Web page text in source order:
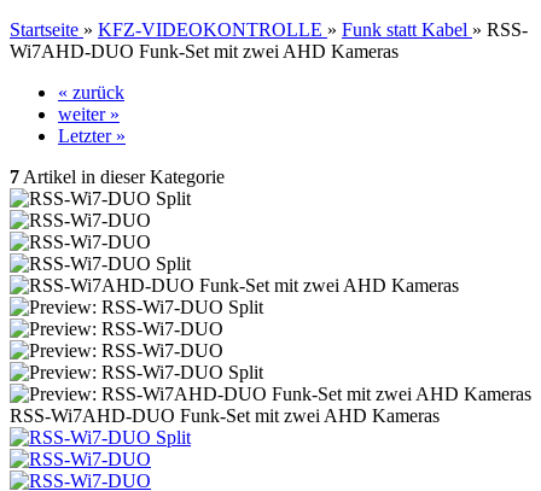
Startseite » KFZ-VIDEOKONTROLLE » Funk statt Kabel » RSS-
Wi7AHD-DUO Funk-Set mit zwei AHD Kameras
« zurück
weiter »
Letzter »
7 Artikel in dieser Kategorie
RSS-Wi7AHD-DUO Funk-Set mit zwei AHD Kameras